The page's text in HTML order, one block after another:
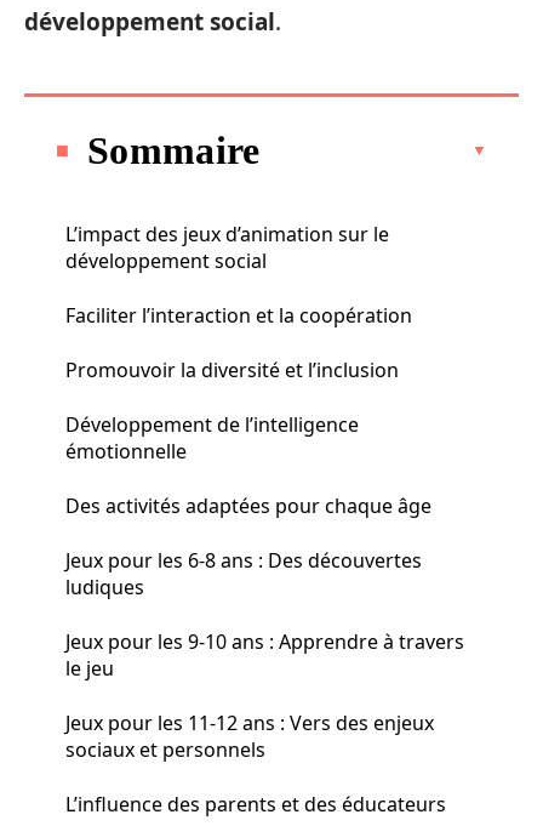
développement social.
Sommaire
L’impact des jeux d’animation sur le
développement social
Faciliter l’interaction et la coopération
Promouvoir la diversité et l’inclusion
Développement de l’intelligence
émotionnelle
Des activités adaptées pour chaque âge
Jeux pour les 6-8 ans : Des découvertes
ludiques
Jeux pour les 9-10 ans : Apprendre à travers
le jeu
Jeux pour les 11-12 ans : Vers des enjeux
sociaux et personnels
L’influence des parents et des éducateurs